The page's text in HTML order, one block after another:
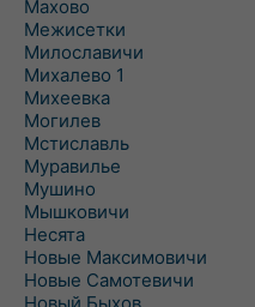
Махово
Межисетки
Милославичи
Михалево 1
Михеевка
Могилев
Мстиславль
Муравилье
Мушино
Мышковичи
Несята
Новые Максимовичи
Новые Самотевичи